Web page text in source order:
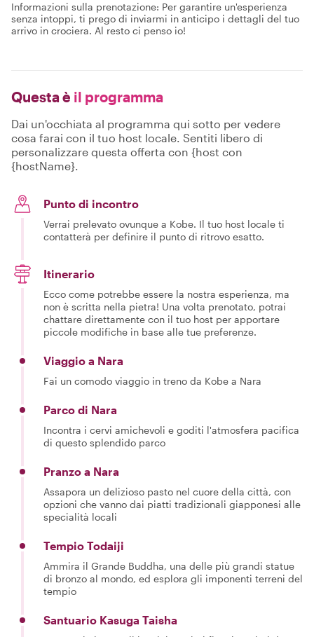
Informazioni sulla prenotazione: Per garantire un'esperienza
senza intoppi, ti prego di inviarmi in anticipo i dettagli del tuo
arrivo in crociera. Al resto ci penso io!
Questa è il programma
Dai un'occhiata al programma qui sotto per vedere
cosa farai con il tuo host locale. Sentiti libero di
personalizzare questa offerta con {host con
{hostName}.
Punto di incontro
Verrai prelevato ovunque a Kobe. Il tuo host locale ti
contatterà per definire il punto di ritrovo esatto.
Itinerario
Ecco come potrebbe essere la nostra esperienza, ma
non è scritta nella pietra! Una volta prenotato, potrai
chattare direttamente con il tuo host per apportare
piccole modifiche in base alle tue preferenze.
Viaggio a Nara
Fai un comodo viaggio in treno da Kobe a Nara
Parco di Nara
Incontra i cervi amichevoli e goditi l'atmosfera pacifica
di questo splendido parco
Pranzo a Nara
Assapora un delizioso pasto nel cuore della città, con
opzioni che vanno dai piatti tradizionali giapponesi alle
specialità locali
Tempio Todaiji
Ammira il Grande Buddha, una delle più grandi statue
di bronzo al mondo, ed esplora gli imponenti terreni del
tempio
Santuario Kasuga Taisha